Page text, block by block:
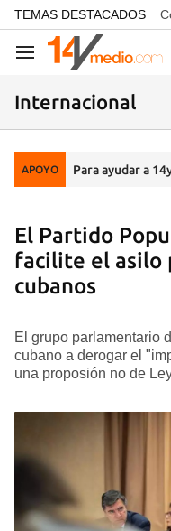
common.go-to-content
TEMAS DESTACADOS
Navegación
Internacional
APOYO Para ayudar a
El Partido
facilite el asilo
cubanos
El grupo parlamentario
cubano a derogar el
una proposión no de